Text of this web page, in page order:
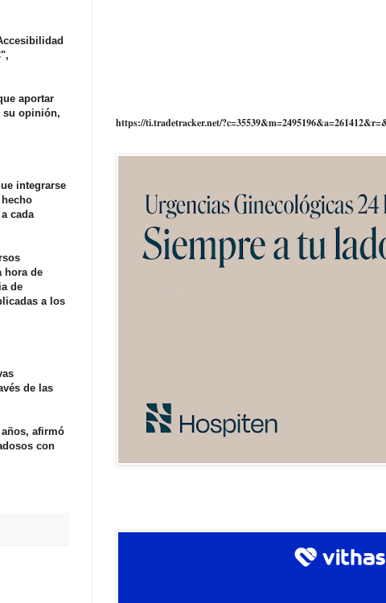
aportar
su opinión,
integrarse
cada
hora de
de
a los
de las
afirmó
con
https://ti.tradetracker.net/